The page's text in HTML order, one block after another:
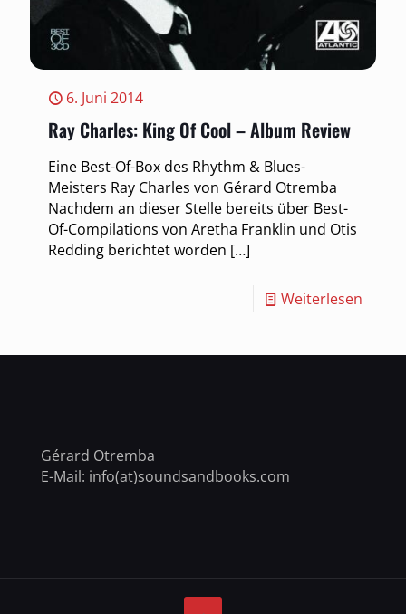
6. Juni 2014
Ray Charles: King Of Cool – Album Review
Eine Best-Of-Box des Rhythm & Blues-
Meisters Ray Charles von Gérard Otremba
Nachdem an dieser Stelle bereits über Best-
Of-Compilations von Aretha Franklin und Otis
Redding berichtet worden […]
Weiterlesen
Gérard Otremba
E-Mail: info(at)soundsandbooks.com